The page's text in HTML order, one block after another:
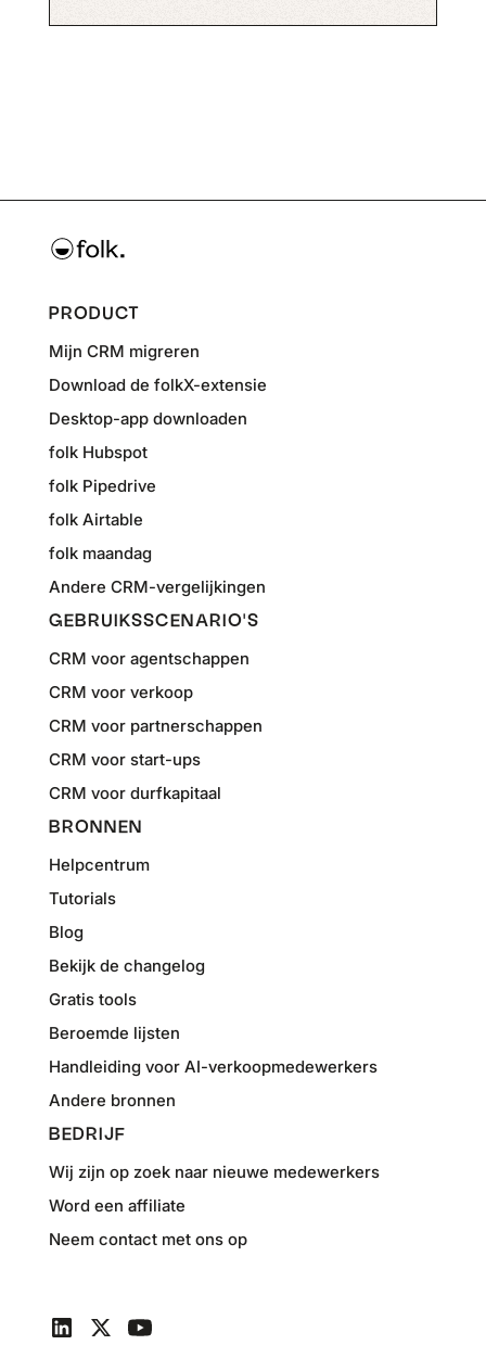
PRODUCT
Mijn CRM migreren
Download de folkX-extensie
Desktop-app downloaden
folk Hubspot
folk Pipedrive
folk Airtable
folk maandag
Andere CRM-vergelijkingen
GEBRUIKSSCENARIO'S
CRM voor agentschappen
CRM voor verkoop
CRM voor partnerschappen
CRM voor start-ups
CRM voor durfkapitaal
BRONNEN
Helpcentrum
Tutorials
Blog
Bekijk de changelog
Gratis tools
Beroemde lijsten
Handleiding voor AI-verkoopmedewerkers
Andere bronnen
BEDRIJF
Wij zijn op zoek naar nieuwe medewerkers
Word een affiliate
Neem contact met ons op